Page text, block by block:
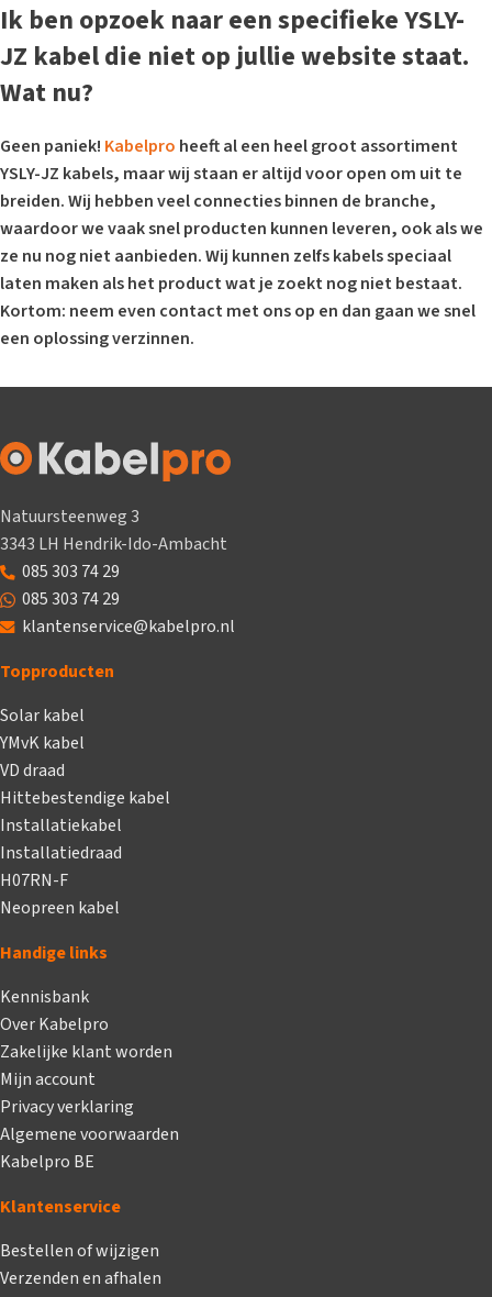
Ik ben opzoek naar een specifieke YSLY-
JZ kabel die niet op jullie website staat.
Wat nu?
Geen paniek! Kabelpro heeft al een heel groot assortiment
YSLY-JZ kabels, maar wij staan er altijd voor open om uit te
breiden. Wij hebben veel connecties binnen de branche,
waardoor we vaak snel producten kunnen leveren, ook als we
ze nu nog niet aanbieden. Wij kunnen zelfs kabels speciaal
laten maken als het product wat je zoekt nog niet bestaat.
Kortom: neem even contact met ons op en dan gaan we snel
een oplossing verzinnen.
Natuursteenweg 3
3343 LH Hendrik-Ido-Ambacht
085 303 74 29
085 303 74 29
klantenservice@kabelpro.nl
Topproducten
Solar kabel
YMvK kabel
VD draad
Hittebestendige kabel
Installatiekabel
Installatiedraad
H07RN-F
Neopreen kabel
Handige links
Kennisbank
Over Kabelpro
Zakelijke klant worden
Mijn account
Privacy verklaring
Algemene voorwaarden
Kabelpro BE
Klantenservice
Bestellen of wijzigen
Verzenden en afhalen